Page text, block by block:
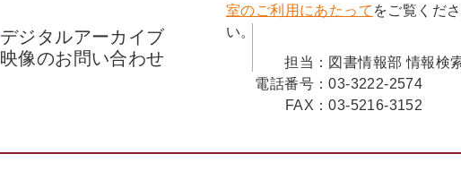
デジタルアーカイブ
映像のお問い合わせ
室のご利用にあたって をご覧くださ
い。
担当： 図書情報部 情報検
電話番号：03-3222-2574
FAX：03-5216-3152